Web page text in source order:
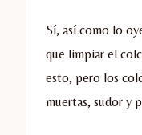
Sí, así como lo
que limpiar el
esto, pero los
muertas, sudor y